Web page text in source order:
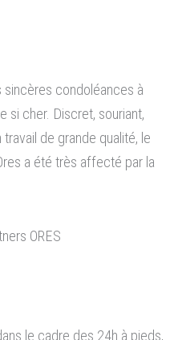
condoléances à
si cher. Discret, souriant,
de grande qualité, le
a été très affecté par la
ORES
le cadre des 24h à pieds,